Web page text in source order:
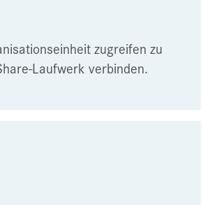
zugreifen zu
Laufwerk verbinden.